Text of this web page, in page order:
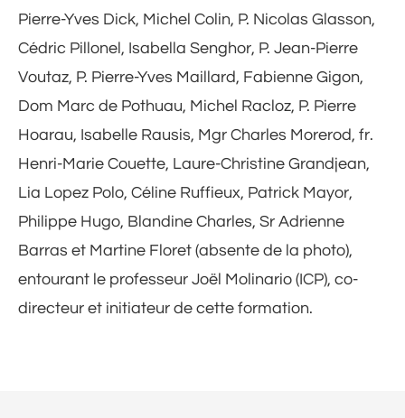
Pierre-Yves Dick, Michel Colin, P. Nicolas Glasson,
Cédric Pillonel, Isabella Senghor, P. Jean-Pierre
Voutaz, P. Pierre-Yves Maillard, Fabienne Gigon,
Dom Marc de Pothuau, Michel Racloz, P. Pierre
Hoarau, Isabelle Rausis, Mgr Charles Morerod, fr.
Henri-Marie Couette, Laure-Christine Grandjean,
Lia Lopez Polo, Céline Ruffieux, Patrick Mayor,
Philippe Hugo, Blandine Charles, Sr Adrienne
Barras et Martine Floret (absente de la photo),
entourant le professeur Joël Molinario (ICP), co-
directeur et initiateur de cette formation.